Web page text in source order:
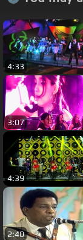
4:33
3:07
4:39
2:40